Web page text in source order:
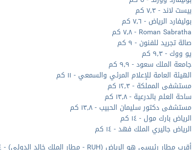
بيست لاند - ٧٫٣ كم
بوليفارد الرياض - ٧٫٦ كم
Roman Sabratha - ٧٫٨ كم
صالة تجريد للفنون - ٩ كم
يو ووك - ٩٫٣ كم
جامعة الملك سعود - ٩٫٩ كم
الهيئة العامة للإعلام المرئي والسمعي - ١١ كم
مستشفى المملكة - ١٢٫٣ كم
ساحة العلم بالدرعية - ١٣٫٨ كم
مستشفى دكتور سليمان الحبيب - ١٣٫٨ كم
الرياض بارك مول - ١٤ كم
الرياض جاليري الملك فهد - ١٤ كم
أقرب مطار رئيسي هو الرياض (RUH - مطار الملك خالد الدولي) - ٢٧٫٤ كم / ١٧ ميل